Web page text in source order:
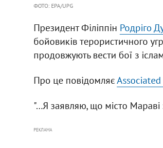
ФОТО: EPA/UPG
Президент Філіппін Родріго
бойовиків терористичного
продовжують вести бої з
Про це повідомляєАssociated
"...Я заявляю, що місто Мараві
РЕКЛАМА